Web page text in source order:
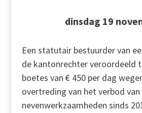
dinsdag 19
Een statutair bestuurder van
de kantonrechter veroordeeld
boetes van € 450 per dag
overtreding van het verbod van
nevenwerkzaamheden sinds